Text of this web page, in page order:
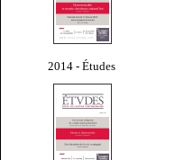
2014 - Études